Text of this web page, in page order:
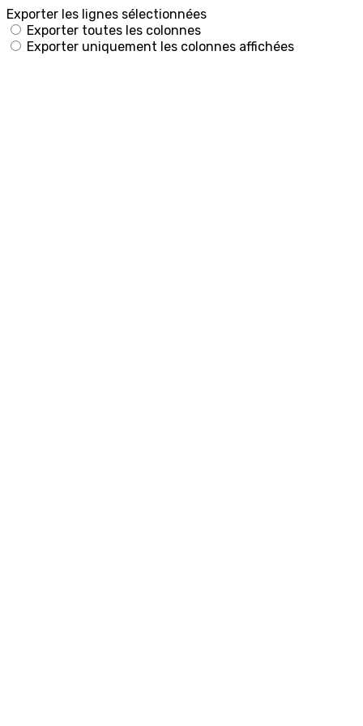
Exporter les lignes sélectionnées
Exporter toutes les colonnes
Exporter uniquement les colonnes affichées